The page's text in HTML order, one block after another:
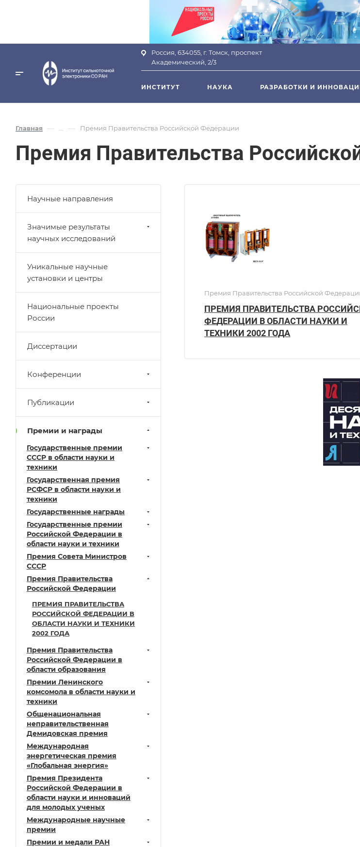
Россия, 634055, г. Томск, проспект
Академический, 2/3
ИНСТИТУТ НАУКА РАЗРАБОТКИ И
Главная — — Премия Правительства Российской Федерации
Премия Правительства
Премия Правительства Российской
ПРЕМИЯ ПРАВИТЕЛЬСТВА
ФЕДЕРАЦИИ В ОБЛАСТИ НАУКИ И
ТЕХНИКИ 2002 ГОДА
Научные направления
Значимые результаты
научных исследований
Уникальные научные
установки и центры
Национальные проекты
России
Диссертации
Конференции
Публикации
Премии и награды
Государственные премии
СССР в области науки и
техники
Государственная премия
РСФСР в области науки и
техники
Государственные награды
Государственные премии
Российской Федерации в
области науки и техники
Премия Совета Министров
СССР
Премия Правительства
Российской Федерации
ПРЕМИЯ ПРАВИТЕЛЬСТВА
РОССИЙСКОЙ ФЕДЕРАЦИИ В
ОБЛАСТИ НАУКИ И ТЕХНИКИ
2002 ГОДА
Премия Правительства
Российской Федерации в
области образования
Премии Ленинского
комсомола в области науки и
техники
Общенациональная
неправительственная
Демидовская премия
Международная
энергетическая премия
«Глобальная энергия»
Премия Президента
Российской Федерации в
области науки и инноваций
для молодых ученых
Mеждународные научные
премии
Премии и медали РАН